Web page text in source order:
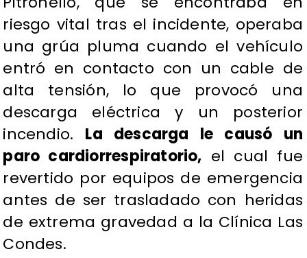
riesgo vital tras el incidente, operaba
una grúa pluma cuando el vehículo
entró en contacto con un cable de
alta tensión, lo que provocó una
descarga eléctrica y un posterior
incendio. La descarga le causó un
paro cardiorrespiratorio, el cual fue
revertido por equipos de emergencia
antes de ser trasladado con heridas
de extrema gravedad a la Clínica Las
Condes.